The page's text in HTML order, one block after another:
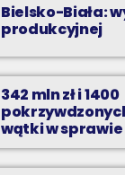
Bielsko-Biała:
produkcyjnej
342 mln zł i 1400
wątki w
z Bielska-Białej